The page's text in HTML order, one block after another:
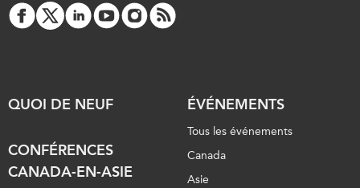
QUOI DE NEUF
CONFÉRENCES
CANADA-EN-ASIE
ÉVÉNEMENTS
Tous les événements
Canada
Asie